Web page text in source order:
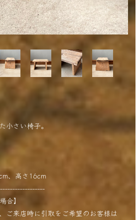
小さい椅子。
、高さ16cm
合】
ご来店時に引取をご希望のお客様は